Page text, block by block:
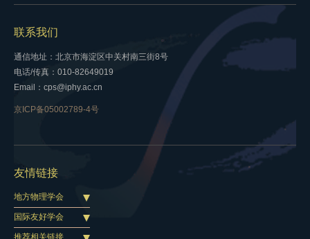
联系我们
通信地址：北京市海淀区中关村南三街8号
电话/传真：010-82649019
Email：cps@iphy.ac.cn
京ICP备05002789-4号
友情链接
地方物理学会
国际友好学会
推荐相关链接